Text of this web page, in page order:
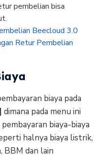
pembelian bisa
Beecloud 3.0
Retur Pembelian
biaya pada
dimana pada menu ini
biaya-biaya
halnya biaya listrik,
BBM dan lain